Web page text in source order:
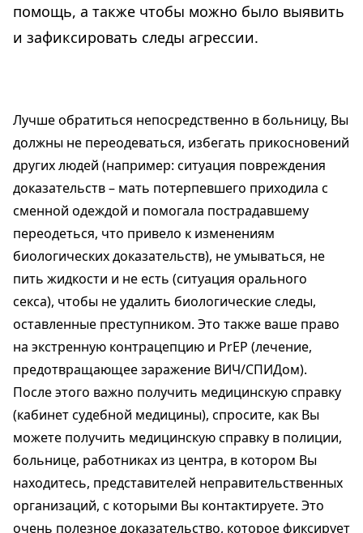
помощь, а также чтобы можно было выявить
и зафиксировать следы агрессии.
Лучше обратиться непосредственно в больницу, Вы
должны не переодеваться, избегать прикосновений
других людей (например: ситуация повреждения
доказательств – мать потерпевшего приходила с
сменной одеждой и помогала пострадавшему
переодеться, что привело к изменениям
биологических доказательств), не умываться, не
пить жидкости и не есть (ситуация орального
секса), чтобы не удалить биологические следы,
оставленные преступником. Это также ваше право
на экстренную контрацепцию и PrEP (лечение,
предотвращающее заражение ВИЧ/СПИДом).
После этого важно получить медицинскую справку
(кабинет судебной медицины), спросите, как Вы
можете получить медицинскую справку в полиции,
больнице, работниках из центра, в котором Вы
находитесь, представителей неправительственных
организаций, с которыми Вы контактируете. Это
очень полезное доказательство, которое фиксирует